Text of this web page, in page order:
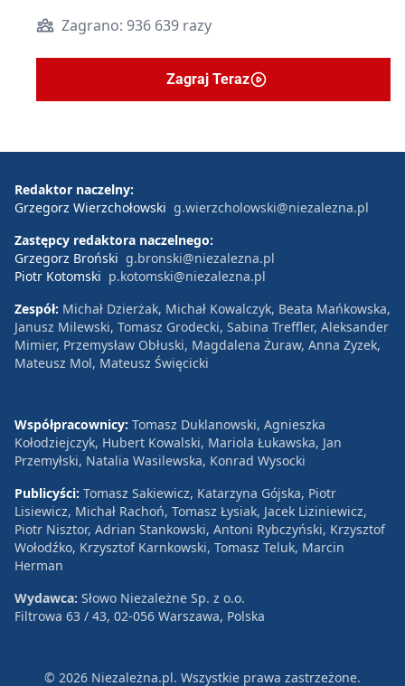
Zagrano: 936 639 razy
Zagraj Teraz
Redaktor naczelny:
Grzegorz Wierzchołowski g.wierzcholowski@niezalezna.pl
Zastępcy redaktora naczelnego:
Grzegorz Broński g.bronski@niezalezna.pl
Piotr Kotomski p.kotomski@niezalezna.pl
Zespół: Michał Dzierżak, Michał Kowalczyk, Beata Mańkowska,
Janusz Milewski, Tomasz Grodecki, Sabina Treffler, Aleksander
Mimier, Przemysław Obłuski, Magdalena Żuraw, Anna Zyzek,
Mateusz Mol, Mateusz Święcicki
Współpracownicy: Tomasz Duklanowski, Agnieszka
Kołodziejczyk, Hubert Kowalski, Mariola Łukawska, Jan
Przemyłski, Natalia Wasilewska, Konrad Wysocki
Publicyści: Tomasz Sakiewicz, Katarzyna Gójska, Piotr
Lisiewicz, Michał Rachoń, Tomasz Łysiak, Jacek Liziniewicz,
Piotr Nisztor, Adrian Stankowski, Antoni Rybczyński, Krzysztof
Wołodźko, Krzysztof Karnkowski, Tomasz Teluk, Marcin
Herman
Wydawca: Słowo Niezależne Sp. z o.o.
Filtrowa 63 / 43, 02-056 Warszawa, Polska
© 2026 Niezależna.pl. Wszystkie prawa zastrzeżone.